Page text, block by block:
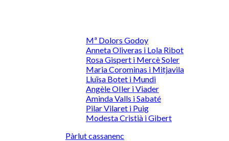
Mª Dolors Godoy
Anneta Oliveras i Lola Ribot
Rosa Gispert i Mercè Soler
Maria Corominas i Mitjavila
Lluïsa Botet i Mundi
Angèle OIler i Viader
Aminda Valls i Sabaté
Pilar Vilaret i Puig
Modesta Cristià i Gibert
Pàrlut cassanenc